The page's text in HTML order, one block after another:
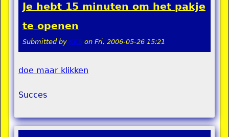
Je hebt 15 minuten om het pakje
te openen
Submitted by KKS on Fri, 2006-05-26 15:21
doe maar klikken
Succes